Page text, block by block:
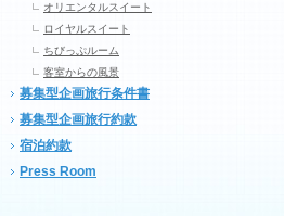
オリエンタルスイート
ロイヤルスイート
ちびっぷルーム
客室からの風景
募集型企画旅行条件書
募集型企画旅行約款
宿泊約款
Press Room